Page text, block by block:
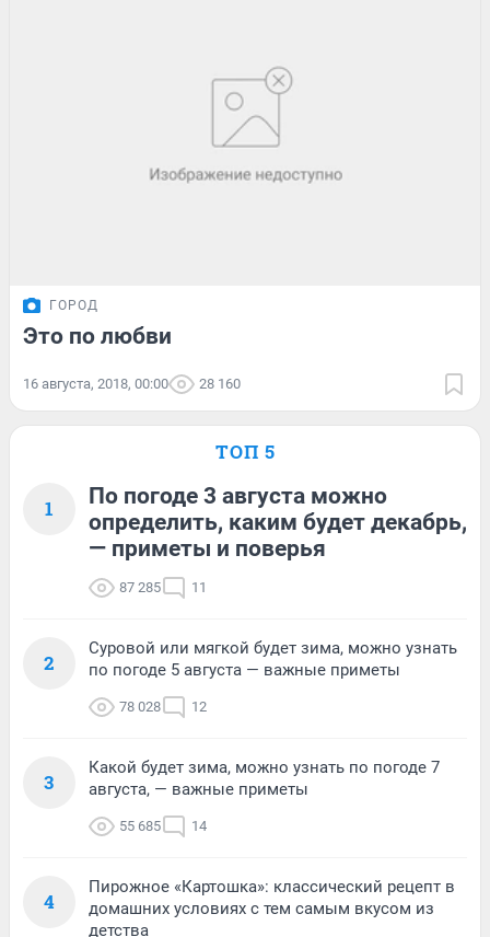
ГОРОД
Это по любви
16 августа, 2018, 00:00 28 160
ТОП 5
1
По погоде 3 августа можно
определить, каким будет декабрь,
— приметы и поверья
87 285 11
2
Суровой или мягкой будет зима, можно узнать
по погоде 5 августа — важные приметы
78 028 12
3
Какой будет зима, можно узнать по погоде 7
августа, — важные приметы
55 685 14
4
Пирожное «Картошка»: классический рецепт в
домашних условиях с тем самым вкусом из
детства